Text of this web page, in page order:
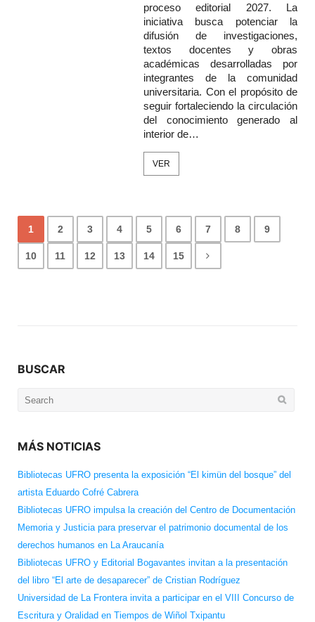
proceso editorial 2027. La
iniciativa busca potenciar la
difusión de investigaciones,
textos docentes y obras
académicas desarrolladas por
integrantes de la comunidad
universitaria. Con el propósito de
seguir fortaleciendo la circulación
del conocimiento generado al
interior de…
VER
1 2 3 4 5 6 7 8 9
10 11 12 13 14 15
BUSCAR
Search
MÁS NOTICIAS
Bibliotecas UFRO presenta la exposición “El kimün del bosque” del
artista Eduardo Cofré Cabrera
Bibliotecas UFRO impulsa la creación del Centro de Documentación
Memoria y Justicia para preservar el patrimonio documental de los
derechos humanos en La Araucanía
Bibliotecas UFRO y Editorial Bogavantes invitan a la presentación
del libro “El arte de desaparecer” de Cristian Rodríguez
Universidad de La Frontera invita a participar en el VIII Concurso de
Escritura y Oralidad en Tiempos de Wiñol Txipantu